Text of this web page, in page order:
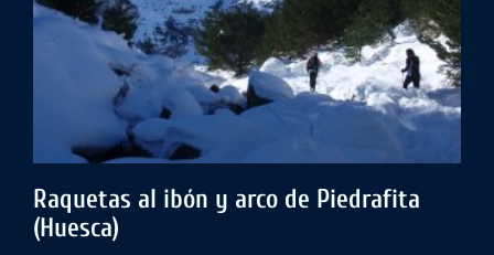
Raquetas al ibón y arco de Piedrafita
(Huesca)